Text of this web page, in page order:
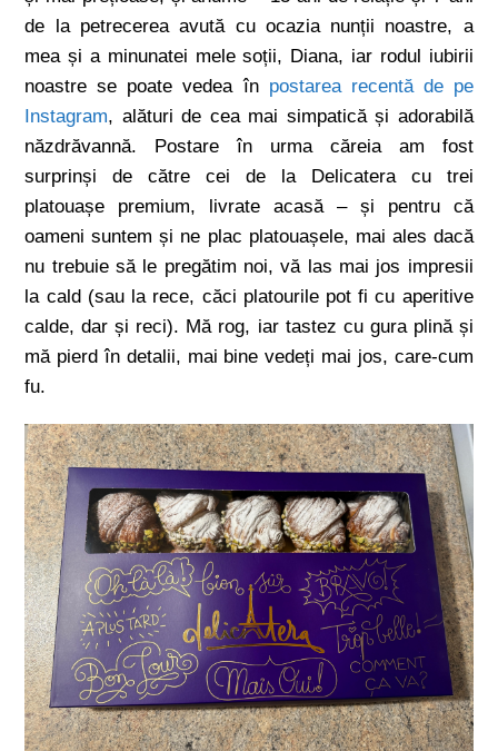
de la petrecerea avută cu ocazia nunții noastre, a
mea și a minunatei mele soții, Diana, iar rodul iubirii
noastre se poate vedea în postarea recentă de pe
Instagram, alături de cea mai simpatică și adorabilă
năzdrăvannă. Postare în urma căreia am fost
surprinși de către cei de la Delicatera cu trei
platouașe premium, livrate acasă – și pentru că
oameni suntem și ne plac platouașele, mai ales dacă
nu trebuie să le pregătim noi, vă las mai jos impresii
la cald (sau la rece, căci platourile pot fi cu aperitive
calde, dar și reci). Mă rog, iar tastez cu gura plină și
mă pierd în detalii, mai bine vedeți mai jos, care-cum
fu.